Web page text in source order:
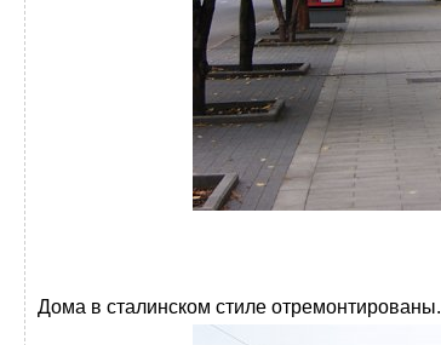
Дома в сталинском стиле отремонтированы.